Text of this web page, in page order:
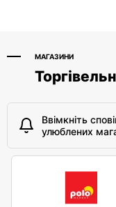
МАГАЗИНИ
Ввімкніть
улюблених